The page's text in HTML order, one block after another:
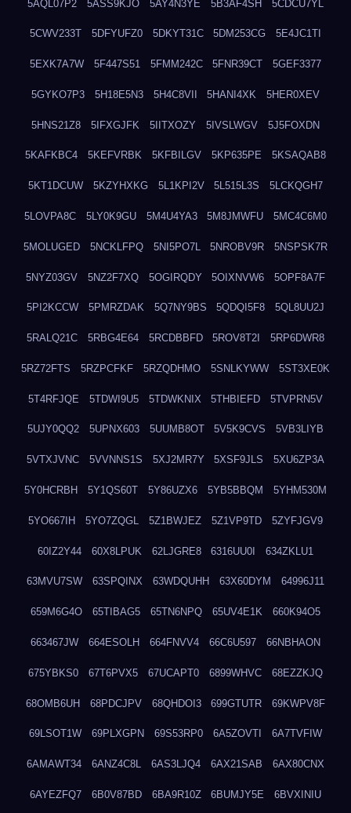
5AQL07P2 5ASS9KJO 5AY4N3YE 5B3AF4SH 5CDCU7YL
5CWV233T 5DFYUFZ0 5DKYT31C 5DM253CG 5E4JC1TI
5EXK7A7W 5F447S51 5FMM242C 5FNR39CT 5GEF3377
5GYKO7P3 5H18E5N3 5H4C8VII 5HANI4XK 5HER0XEV
5HNS21Z8 5IFXGJFK 5IITXOZY 5IVSLWGV 5J5FOXDN
5KAFKBC4 5KEFVRBK 5KFBILGV 5KP635PE 5KSAQAB8
5KT1DCUW 5KZYHXKG 5L1KPI2V 5L515L3S 5LCKQGH7
5LOVPA8C 5LY0K9GU 5M4U4YA3 5M8JMWFU 5MC4C6M0
5MOLUGED 5NCKLFPQ 5NI5PO7L 5NROBV9R 5NSPSK7R
5NYZ03GV 5NZ2F7XQ 5OGIRQDY 5OIXNVW6 5OPF8A7F
5PI2KCCW 5PMRZDAK 5Q7NY9BS 5QDQI5F8 5QL8UU2J
5RALQ21C 5RBG4E64 5RCDBBFD 5ROV8T2I 5RP6DWR8
5RZ72FTS 5RZPCFKF 5RZQDHMO 5SNLKYWW 5ST3XE0K
5T4RFJQE 5TDWI9U5 5TDWKNIX 5THBIEFD 5TVPRN5V
5UJY0QQ2 5UPNX603 5UUMB8OT 5V5K9CVS 5VB3LIYB
5VTXJVNC 5VVNNS1S 5XJ2MR7Y 5XSF9JLS 5XU6ZP3A
5Y0HCRBH 5Y1QS60T 5Y86UZX6 5YB5BBQM 5YHM530M
5YO667IH 5YO7ZQGL 5Z1BWJEZ 5Z1VP9TD 5ZYFJGV9
60IZ2Y44 60X8LPUK 62LJGRE8 6316UU0I 634ZKLU1
63MVU7SW 63SPQINX 63WDQUHH 63X60DYM 64996J11
659M6G4O 65TIBAG5 65TN6NPQ 65UV4E1K 660K94O5
663467JW 664ESOLH 664FNVV4 66C6U597 66NBHAON
675YBKS0 67T6PVX5 67UCAPT0 6899WHVC 68EZZKJQ
68OMB6UH 68PDCJPV 68QHDOI3 699GTUTR 69KWPV8F
69LSOT1W 69PLXGPN 69S53RP0 6A5ZOVTI 6A7TVFIW
6AMAWT34 6ANZ4C8L 6AS3LJQ4 6AX21SAB 6AX80CNX
6AYEZFQ7 6B0V87BD 6BA9R10Z 6BUMJY5E 6BVXINIU